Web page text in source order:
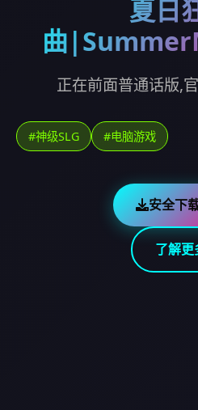
夏日
曲
正在前面普通话版,
#神级SLG #电脑游戏
安全下
了解更